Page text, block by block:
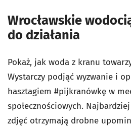
Wrocławskie
do działania
Pokaż, jak woda z kranu
Wystarczy podjąć wyzwanie i
hasztagiem #pijkranówkę w
społecznościowych.
zdjęć otrzymają drobne